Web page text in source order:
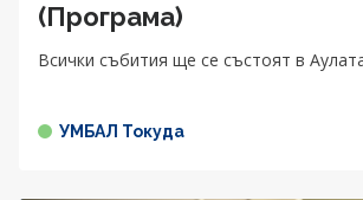
(Програма)
Всички събития ще се състоят в
УМБАЛ Токуда